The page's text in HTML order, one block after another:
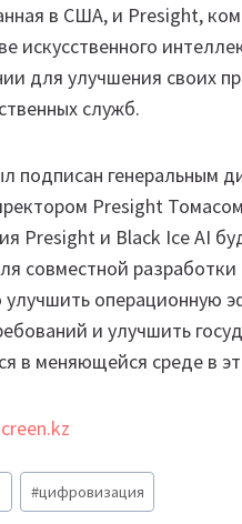
в США, и Presight,
искусственного
для улучшения своих
служб.
подписан генеральным
Presight
Presight и Black Ice AI
совместной
операционную
и улучшить
в меняющейся среде в
#цифровизация